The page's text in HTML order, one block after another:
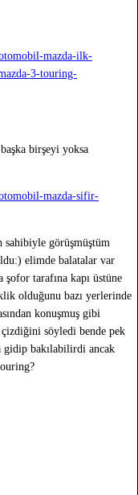
mazda-ilk-
3-touring-
birşeyi yoksa
mazda-sifir-
sahibiyle görüşmüştüm
elimde balatalar var
tarafına kapı üstüne
olduğunu bazı yerlerinde
konuşmuş gibi
söyledi bende pek
gidip bakılabilirdi ancak